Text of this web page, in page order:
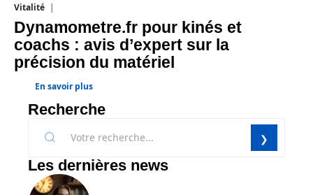
Vitalité
Dynamometre.fr pour kinés et
coachs : avis d’expert sur la
précision du matériel
En savoir plus
Recherche
Les dernières news